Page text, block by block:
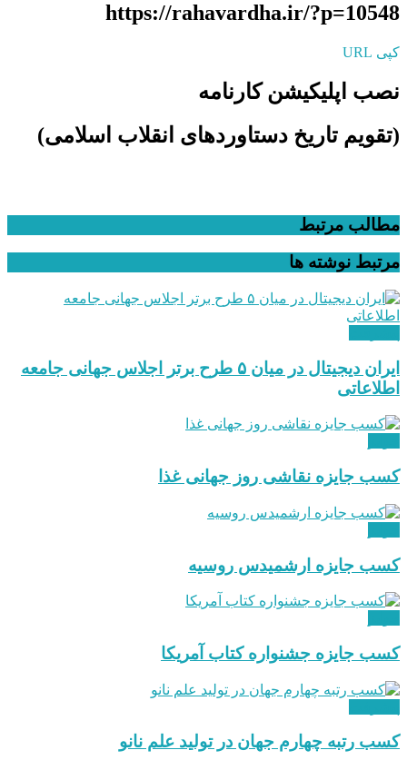
https://rahavardha.ir/?p=10548
کپی URL
نصب اپلیکیشن کارنامه
(تقویم تاریخ دستاوردهای انقلاب اسلامی​)
مطالب مرتبط
مرتبط نوشته ها
ایران دیجیتال در میان ۵ طرح برتر اجلاس جهانی جامعه
اطلاعاتی
کسب جایزه نقاشی روز جهانی غذا
کسب جایزه ارشمیدس روسیه
کسب جایزه جشنواره کتاب آمریکا
کسب رتبه چهارم جهان در تولید علم نانو